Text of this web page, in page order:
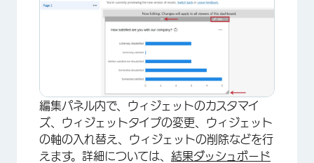
編集パネル内で、ウィジェットのカスタマイ
ズ、ウィジェットタイプの変更、ウィジェット
の軸の入れ替え、ウィジェットの削除などを行
えます。詳細については、 結果ダッシュボード